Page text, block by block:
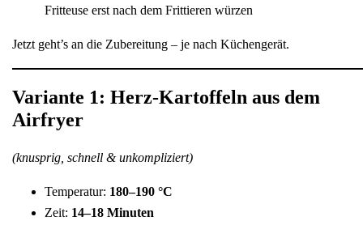
Fritteuse erst nach dem Frittieren würzen
Jetzt geht’s an die Zubereitung – je nach Küchengerät.
Variante 1: Herz-Kartoffeln aus dem
Airfryer
(knusprig, schnell & unkompliziert)
Temperatur: 180–190 °C
Zeit: 14–18 Minuten